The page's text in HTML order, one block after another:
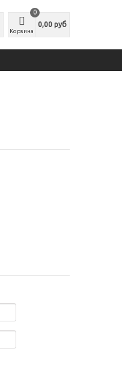
Корзина
0
0,00 руб